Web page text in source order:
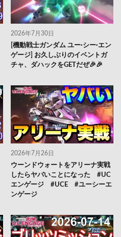
2026年7月30日
[機動戦士ガンダム ユー·シー·エン
ゲージ] お久しぶりのイベントガ
チャ、ダハックをGETだぜ🎉🎉
2026年7月26日
ウーンドウォートをアリーナ実戦
したらヤバいことになった #UC
エンゲージ #UCE #ユーシーエ
ンゲージ